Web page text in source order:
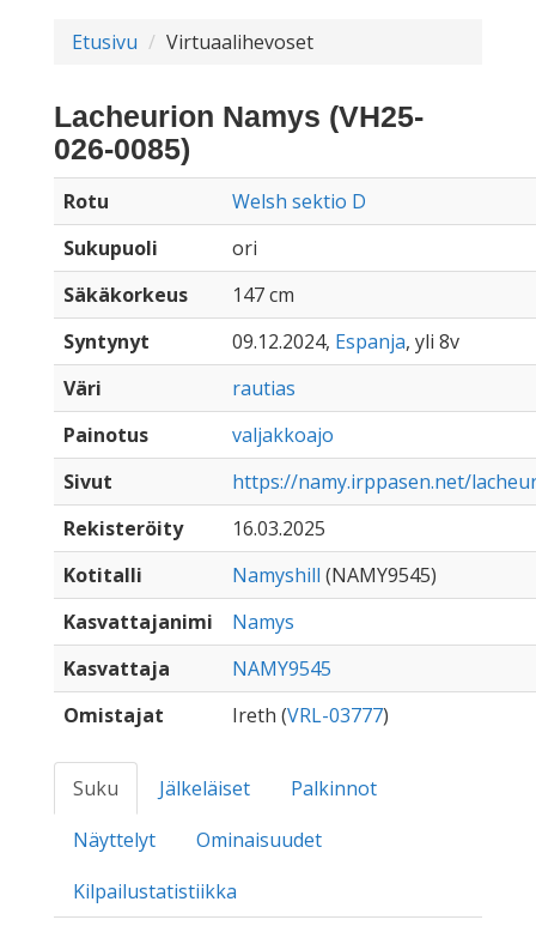
Etusivu Virtuaalihevoset
Lacheurion Namys (VH25-
026-0085)
Rotu
Welsh sektio D
Sukupuoli
ori
Säkäkorkeus
147 cm
Syntynyt
09.12.2024, Espanja, yli 8v
Väri
rautias
Painotus
valjakkoajo
Sivut
https://namy.irppasen.net/
Rekisteröity
16.03.2025
Kotitalli
Namyshill (NAMY9545)
Kasvattajanimi
Namys
Kasvattaja
NAMY9545
Omistajat
Ireth (VRL-03777)
Suku Jälkeläiset
Palkinnot
Näyttelyt
Ominaisuudet
Kilpailustatistiikka